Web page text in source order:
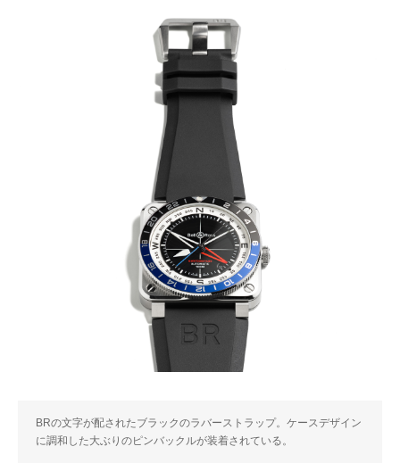
BRの文字が配されたブラックのラバーストラップ。ケースデザイン
に調和した大ぶりのピンバックルが装着されている。